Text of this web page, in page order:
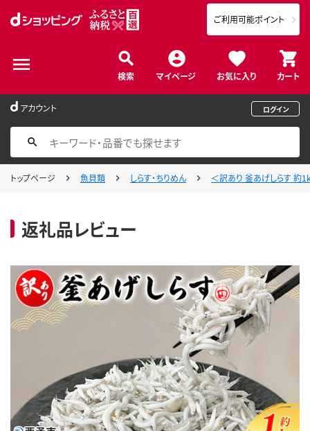
検索 マイページ お気に入り カート
ご利用可能ポイント
アカウント ログイン
トップページ 魚貝類 しらす・ちりめん ＜訳あり 釜あげしらす 約
返礼品レビュー